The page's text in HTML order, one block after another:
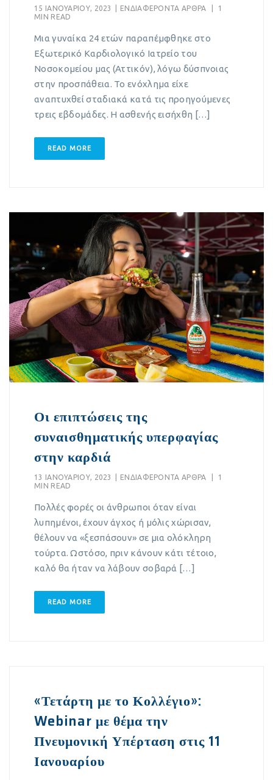
15 ΙΑΝΟΥΑΡΊΟΥ, 2023 EΝΔΙΑΦΈΡΟΝΤΑ ΆΡΘΡΑ
1
MIN READ
Μια γυναίκα 24 ετών παραπέμφθηκε στο
Εξωτερικό Καρδιολογικό Ιατρείο του
Νοσοκομείου μας (Αττικόν), λόγω δύσπνοιας
στην προσπάθεια. Το ενόχλημα είχε
αναπτυχθεί σταδιακά κατά τις προηγούμενες
τρεις εβδομάδες. Η ασθενής εισήχθη […]
READ MORE
Οι επιπτώσεις της
συναισθηματικής υπερφαγίας
στην καρδιά
13 ΙΑΝΟΥΑΡΊΟΥ, 2023 EΝΔΙΑΦΈΡΟΝΤΑ ΆΡΘΡΑ
1
MIN READ
Πολλές φορές οι άνθρωποι όταν είναι
λυπημένοι, έχουν άγχος ή μόλις χώρισαν,
θέλουν να «ξεσπάσουν» σε μια ολόκληρη
τούρτα. Ωστόσο, πριν κάνουν κάτι τέτοιο,
καλό θα ήταν να λάβουν σοβαρά […]
READ MORE
«Τετάρτη με το Κολλέγιο»:
Webinar με θέμα την
Πνευμονική Υπέρταση στις 11
Ιανουαρίου